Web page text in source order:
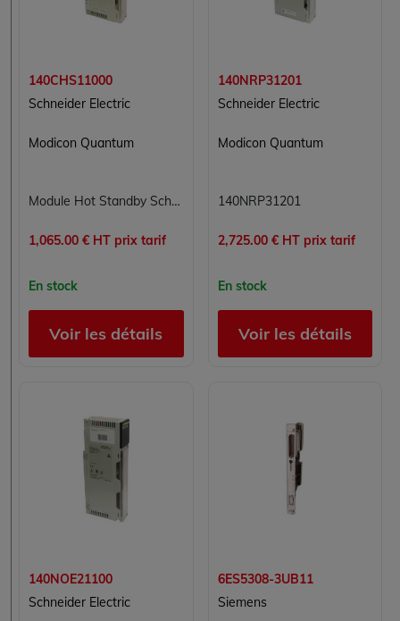
140CHS11000
Schneider Electric
Modicon Quantum
Module Hot Standby Schneider Modicon Quantum 140CHS11000
1,065.00 € HT prix tarif
En stock
Voir les détails
140NRP31201
Schneider Electric
Modicon Quantum
140NRP31201
2,725.00 € HT prix tarif
En stock
Voir les détails
140NOE21100
Schneider Electric
6ES5308-3UB11
Siemens